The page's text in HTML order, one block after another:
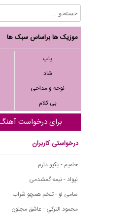
موزیک ها براساس سبک ها
پاپ
شاد
نوحه و مداحی
بی کلام
برای درخواست
درخواستی کاربران
حامیم - یکیو دارم
نیواد - نیمه گمشدمی
سامی لو - تلخم همچو شراب
محمود التركي - عاشق مجنون